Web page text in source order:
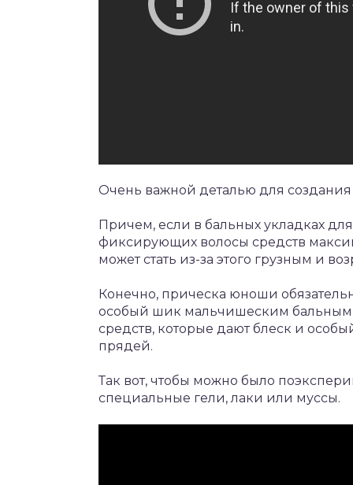
Очень важной деталью для создания
Причем, если в бальных укладках
фиксирующих волосы средств
может стать из-за этого грузным и
Конечно, прическа юноши
особый шик мальчишеским
средств, которые дают блеск и
прядей.
Так вот, чтобы можно было
специальные гели, лаки или муссы.